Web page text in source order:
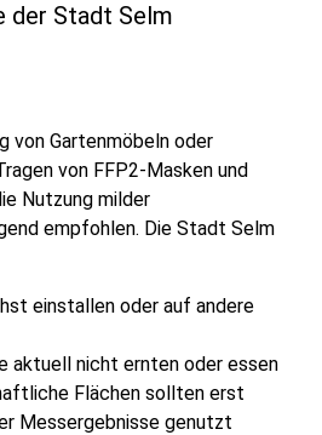
der Stadt Selm
von Gartenmöbeln oder
von FFP2-Masken und
Nutzung milder
empfohlen. Die Stadt Selm
einstallen oder auf andere
aktuell nicht ernten oder essen
Flächen sollten erst
Messergebnisse genutzt